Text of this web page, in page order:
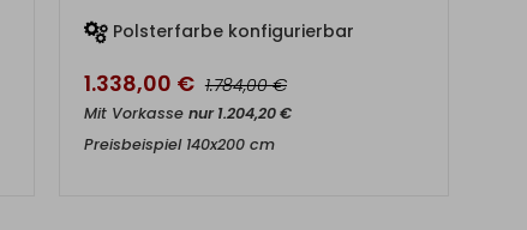
Polsterfarbe konfigurierbar
1.338,00 € 1.784,00€
Mit Vorkasse nur1.204,20€
Preisbeispiel 140x200 cm